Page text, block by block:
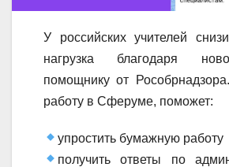
У российских учителей
нагрузка благодаря
помощнику от
работу в Сферуме, поможет:
упростить бумажную работу
получить ответы по